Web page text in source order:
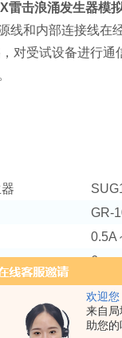
欢迎您
来自
助您的
雷击浪涌发生器模
线和内部连接线在
对受试设备进行
GR-
0.5A
6us
（+
冲时间）
10s